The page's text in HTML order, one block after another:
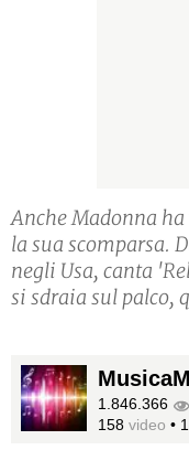
Anche Madonna
la sua scomparsa.
negli Usa, canta
si sdraia sul palco,
1.846.366
158 video •